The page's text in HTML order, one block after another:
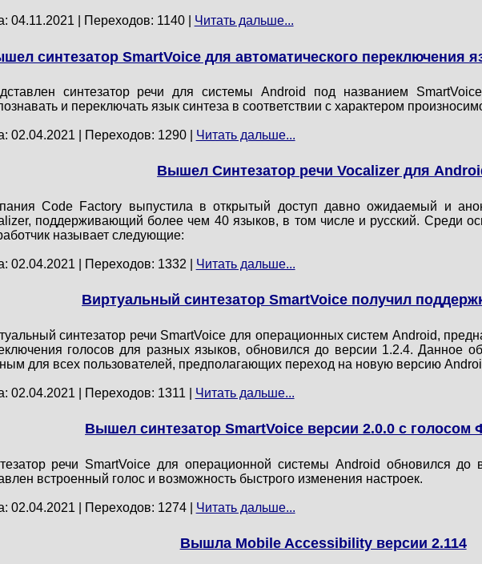
04.11.2021 | Переходов: 1140 | Читать дальше...
синтезатор SmartVoice для автоматического переключения
синтезатор речи для системы Android под названием
и переключать язык синтеза в соответствии с характером
02.04.2021 | Переходов: 1290 | Читать дальше...
Вышел Синтезатор речи Vocalizer для
Code Factory выпустила в открытый доступ давно ожидаемый и
поддерживающий более чем 40 языков, в том числе и русский. Среди
называет следующие:
02.04.2021 | Переходов: 1332 | Читать дальше...
Виртуальный синтезатор SmartVoice получил
синтезатор речи SmartVoice для операционных систем Android,
голосов для разных языков, обновился до версии 1.2.4. Данное
для всех пользователей, предполагающих переход на новую версию
02.04.2021 | Переходов: 1311 | Читать дальше...
Вышел синтезатор SmartVoice версии 2.0.0 с
речи SmartVoice для операционной системы Android обновился
встроенный голос и возможность быстрого изменения настроек.
02.04.2021 | Переходов: 1274 | Читать дальше...
Вышла Mobile Accessibility версии 2.114